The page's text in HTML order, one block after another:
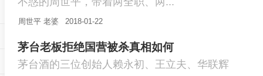
周世平 老婆 2018-01-22
茅台老板拒绝国营被杀真相如何
茅台酒的三位创始人赖永初、王立夫、华联辉